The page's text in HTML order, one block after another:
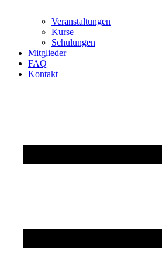
Veranstaltungen
Kurse
Schulungen
Mitglieder
FAQ
Kontakt